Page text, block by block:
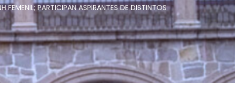
PARTICIPAN ASPIRANTES DE DISTINTOS